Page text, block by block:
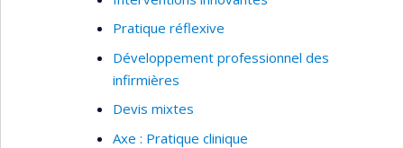
Pratique réflexive
Développement professionnel des
infirmières
Devis mixtes
Axe : Pratique clinique